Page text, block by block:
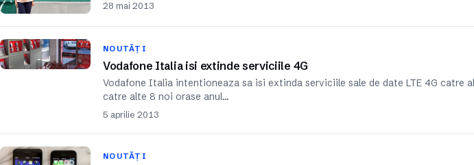
28 mai 2013
NOUTĂȚI
Vodafone Italia isi extinde serviciile 4G
Vodafone Italia intentioneaza sa isi extinda serviciile sale de date LTE 4G catre
catre alte 8 noi orase anul…
5 aprilie 2013
NOUTĂȚI